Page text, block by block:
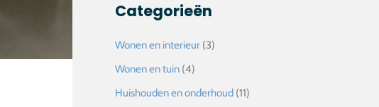
Categorieën
Wonen en interieur (3)
Wonen en tuin (4)
Huishouden en onderhoud (11)